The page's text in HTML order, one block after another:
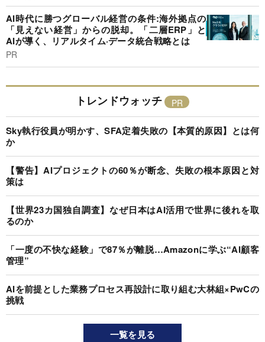
AI時代に勝つグローバル経営の条件:海外拠点の
「見えない経営」からの脱却。「二層ERP」と
AIが導く、リアルタイム·データ統合戦略とは
PR
トレンドウォッチ
Sky執行役員が明かす、SFA定着失敗の【本質的原因】とは何
か
【警告】AIプロジェクトの60％が断念、失敗の根本原因と対
策は
【世界23カ国独自調査】なぜ日本はAI活用で世界に後れを取
るのか
「一度の不快な経験」で87％が離脱…Amazonに学ぶ“AI顧客
管理”
AIを前提とした業務プロセス再設計に取り組む大林組×PwCの
挑戦
一覧を見る